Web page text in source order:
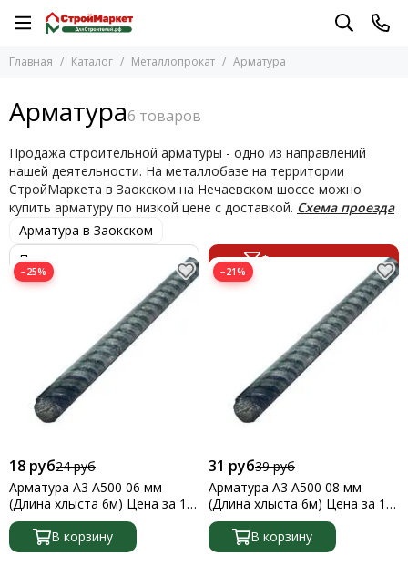
Металлопрокат
Двутавр
Колючая проволока
Круг
Круглая труба
Лист
Полоса
Проволока
Профильная труба
Заглушки для труб
Крепление профильной трубы
Сетка Рабица
Сетка сварная
Секции 3D
Уголок *
Шестигранник
ПВЛ
Ворота металлические
Главная Каталог Металлопрокат Арматура
Арматура
Продажа строительной арматуры - одно из направлений
нашей деятельности. На металлобазе на территории
СтройМаркета в Заокском на Нечаевском шоссе можно
купить арматуру по низкой цене с доставкой. Схема проезда
Арматура в Заокском
Фильтр товаров
−25%
18 руб24 руб
Арматура А3 А500 06 мм
(Длина хлыста 6м) Цена за 1
метр
В корзину
−21%
31 руб39 руб
Арматура А3 А500 08 мм
(Длина хлыста 6м) Цена за 1
метр
В корзину